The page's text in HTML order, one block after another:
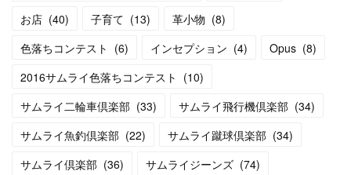
お店 (40) 子育て (13) 革小物 (8)
色落ちコンテスト (6) インセプション (4) Opus (8)
2016サムライ色落ちコンテスト (10)
サムライ二輪車倶楽部 (33) サムライ飛行機倶楽部 (34)
サムライ魚釣倶楽部 (22) サムライ蹴球倶楽部 (34)
サムライ倶楽部 (36) サムライジーンズ (74)